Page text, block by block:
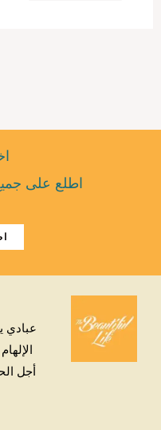
اطلع على
عبادي
أجل